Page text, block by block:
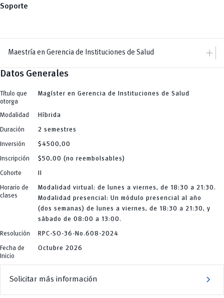
Soporte
Maestría en Gerencia de Instituciones de Salud add
Dir. Posgrados
add
Equipo
Arquitectura
C. Sociales, Periodismo, Información y Derecho; Administración y Servicios
Educación
Industria y Construcción
Ingeniería Industria y Construcción
Salud Humana y Bienestar
Tecnologías
Especializaciones
remove
Doctorados
add
Artes y Humanidades
C.Sociales
Educación
Educación, Artes y Humanidades
Industria y Construcción
Ingeniería
Ingeniería Industria y Construcción
Ingenierías
Ingenierías, Tecnologías, Arquitectura, y Agropecuarias
Tecnologías
y Agropecuarias
Cursos Especializados
add
Artes y Humanidades
C.Sociales
Educación, Artes y Humanidades
Ingeniería
Ingeniería Industria y Construcción
INgenieriaIndustria y Construcción
Ingenierías
Ingenierías, Tecnologías, Arquitectura, y Agropecuarias
Tecnologías
Noticias
Datos Generales
Título que
otorga
Magíster en Gerencia de Instituciones de Salud
Modalidad Híbrida
Duración 2 semestres
Inversión $4500,00
Inscripción $50,00 (no reembolsables)
Cohorte
Horario de
clases
Modalidad virtual: de lunes a viernes, de 18:30 a 21:30.
Modalidad presencial: Un módulo presencial al año
(dos semanas) de lunes a viernes, de 18:30 a 21:30, y
sábado de 08:00 a 13:00.
Resolución RPC-SO-36-No.608-2024
Fecha de
Inicio
Octubre 2026
Solicitar más información chevron_right